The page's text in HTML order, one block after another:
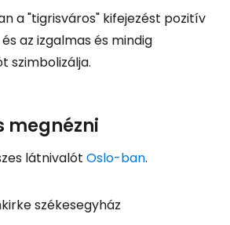
a "tigrisváros" kifejezést pozitív
az izgalmas és mindig
szimbolizálja.
megnézni
látnivalót Oslo-ban.
székesegyház